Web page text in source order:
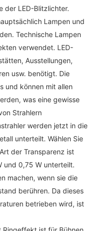
der LED-Blitzlichter.
Lampen und
Technische Lampen
verwendet. LED-
Ausstellungen,
usw. benötigt. Die
und können mit allen
was eine gewisse
Strahlern
werden jetzt in die
unterteilt. Wählen Sie
der Transparenz ist
und 0,75 W unterteilt.
machen, wenn sie die
berühren. Da dieses
betrieben wird, ist